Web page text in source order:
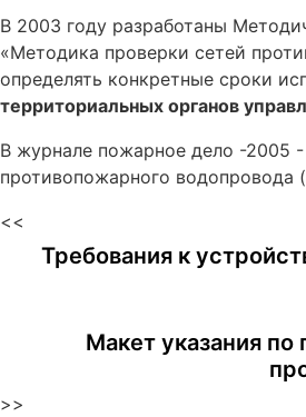
В 2003 году разработаны
«Методика проверки сетей
определять конкретные сроки
территориальных органов
В журнале пожарное дело -2005
противопожарного
<<
Требования к
Макет указания
>>